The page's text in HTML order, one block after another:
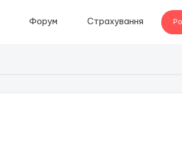
Форум Страхування